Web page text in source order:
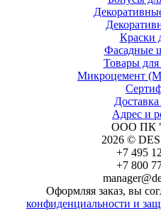
Краски
Фасадные
Товары для
Микроцемент
Адрес и
ООО ПК
2026 ©
+7 495
+7 800
Оформляя заказ, вы
конфиденциальности и